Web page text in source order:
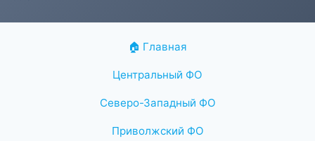
🏠 Главная
Центральный ФО
Северо-Западный ФО
Приволжский ФО